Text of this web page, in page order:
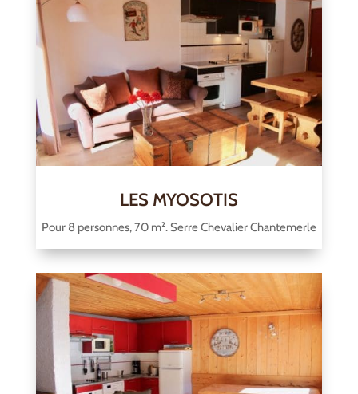
LES MYOSOTIS
Pour 8 personnes, 70 m². Serre Chevalier Chantemerle